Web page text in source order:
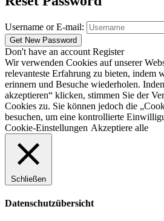
Username or E-mail:
Don't have an account Register
Wir verwenden Cookies auf unserer
relevanteste Erfahrung zu bieten, indem
erinnern und Besuche wiederholen.
akzeptieren“ klicken, stimmen Sie der
Cookies zu. Sie können jedoch die
besuchen, um eine kontrollierte
Cookie-Einstellungen Akzeptiere alle
Schließen
Datenschutzübersicht